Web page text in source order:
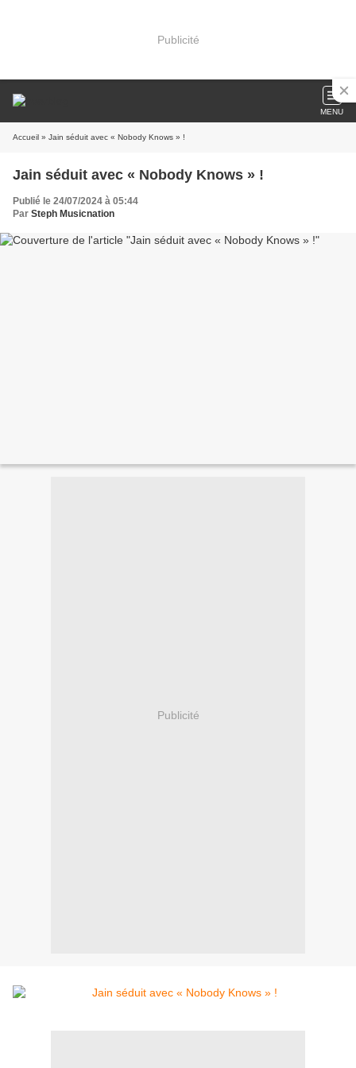
Publicité
MENU
Accueil » Jain séduit avec « Nobody Knows » !
Jain séduit avec « Nobody Knows » !
Publié le 24/07/2024 à 05:44
Par Steph Musicnation
Publicité